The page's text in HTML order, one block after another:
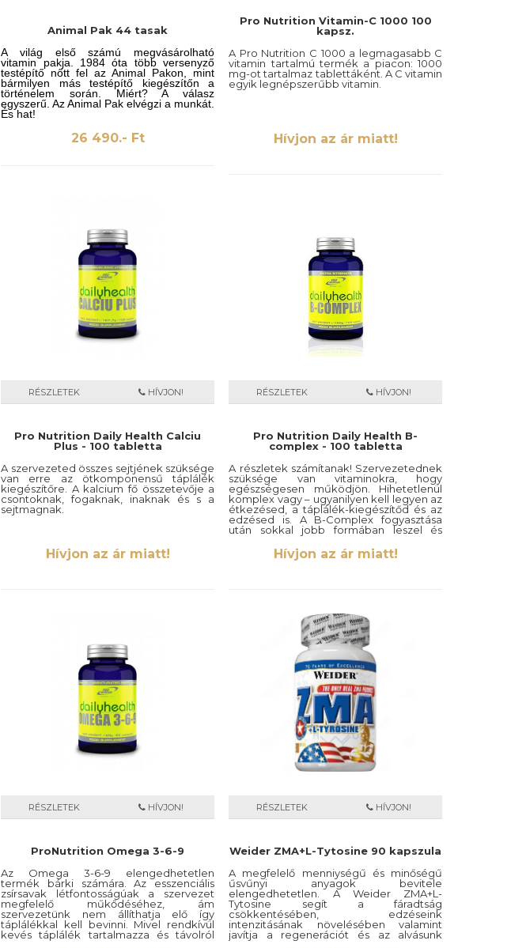
Animal Pak 44 tasak
A világ első számú megvásárolható
vitamin pakja. 1984 óta több versenyző
testépítő nőtt fel az Animal Pakon, mint
bármilyen más testépítő kiegészítőn a
történelem során. Miért? A válasz
egyszerű. Az Animal Pak elvégzi a munkát.
És hat!
26 490.- Ft
Pro Nutrition Vitamin-C 1000 100
kapsz.
A Pro Nutrition C 1000 a legmagasabb C
vitamin tartalmú termék a piacon: 1000
mg-ot tartalmaz tablettáként. A C vitamin
egyik legnépszerűbb vitamin.
Hívjon az ár miatt!
RÉSZLETEK HÍVJON!
Pro Nutrition Daily Health Calciu
Plus - 100 tabletta
A szervezeted összes sejtjének szüksége
van erre az ötkomponensű táplálék
kiegészítőre. A kalcium fő összetevője a
csontoknak, fogaknak, inaknak és s a
sejtmagnak.
Hívjon az ár miatt!
RÉSZLETEK HÍVJON!
Pro Nutrition Daily Health B-
complex - 100 tabletta
A részletek számítanak! Szervezetednek
szüksége van vitaminokra, hogy
egészségesen működjön. Hihetetlenül
komplex vagy – ugyanilyen kell legyen az
étkezésed, a táplálék-kiegészítőd és az
edzésed is. A B-Complex fogyasztása
után sokkal jobb formában leszel és
teljesítményszinted is jóval gyorsabban
fog javulni. Az edzés utáni regenerálás
nem fog többé gondot jelenteni.
Inaktív összetevők: magnézium-sztearát,
Felhasználási javaslat: Fogyasszon
naponta 1 tablettát étkezés közben.
Kiszerelés: 100 tabletta
Tápérték 1 tabletta RDA*
B1-vitamin 100 mg 9090,9%
B2-vitamin 100 mg 7142,9%
B3-vitamin 100 mg 635%
B5-vitamin 100 mg 1666,7%
B6-vitamin 100 mg 7142,9%
B12-vitamin 100 µg 4000%
Kolin 100mg
Inozitol 100mg
Hívjon az ár miatt!
RÉSZLETEK HÍVJON!
ProNutrition Omega 3-6-9
Az Omega 3-6-9 elengedhetetlen
termék bárki számára. Az esszenciális
zsírsavak létfontosságúak a szervezet
megfelelő műkődéséhez, ám
szervezetünk nem állíthatja elő így
táplálékkal kell bevinni. Mivel rendkívül
kevés táplálék tartalmazza és távolról
sem elegendő mennyiségben, hogy
RÉSZLETEK HÍVJON!
Weider ZMA+L-Tytosine 90 kapszula
A megfelelő menniységű és minőségű
űsvűnyi anyagok bevitele
elengedhetetlen. A Weider ZMA+L-
Tytosine segít a fáradtság
csökkentésében, edzéseink
intenzitásának növelésében valamint
javítja a regenerációt és az alvásunk
minőségét. Nem utolsó sorban serkenti a